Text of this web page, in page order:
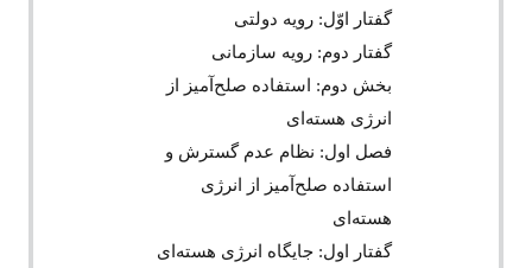
گفتار اوّل: رویه دولتی
گفتار دوم: رویه سازمانی
بخش دوم: استفاده صلح‌آمیز از
انرژی هسته‌ای
فصل اول: نظام عدم گسترش و
استفاده صلح‌آمیز از انرژی
هسته‌ای
گفتار اول: جایگاه انرژی هسته‌ای